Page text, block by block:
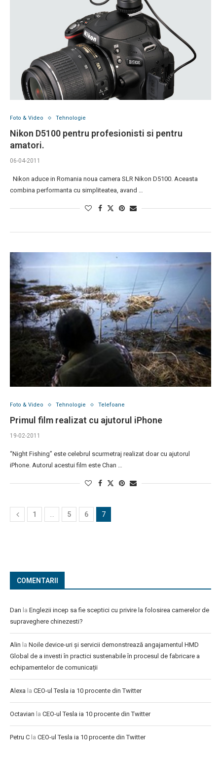
Foto & Video Tehnologie
Nikon D5100 pentru profesionisti si pentru
amatori.
06-04-2011
Nikon aduce in Romania noua camera SLR Nikon D5100. Aceasta
combina performanta cu simpliteatea, avand …
Foto & Video Tehnologie Telefoane
Primul film realizat cu ajutorul iPhone
19-02-2011
“Night Fishing” este celebrul scurmetraj realizat doar cu ajutorul
iPhone. Autorul acestui film este Chan …
1 … 5 6 7
COMENTARII
Dan la Englezii incep sa fie sceptici cu privire la folosirea camerelor de
supraveghere chinezesti?
Alin la Noile device-uri și servicii demonstrează angajamentul HMD
Global de a investi în practici sustenabile în procesul de fabricare a
echipamentelor de comunicații
Alexa la CEO-ul Tesla ia 10 procente din Twitter
Octavian la CEO-ul Tesla ia 10 procente din Twitter
Petru C la CEO-ul Tesla ia 10 procente din Twitter